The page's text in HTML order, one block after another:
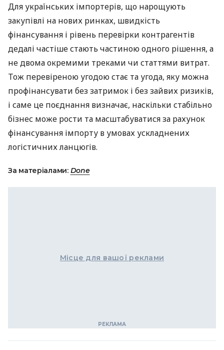
Для українських імпортерів, що нарощують
закупівлі на нових ринках, швидкість
фінансування і рівень перевірки контрагентів
дедалі частіше стають частиною одного рішення, а
не двома окремими треками чи статтями витрат.
Тож перевіреною угодою стає та угода, яку можна
профінансувати без затримок і без зайвих ризиків,
і саме це поєднання визначає, наскільки стабільно
бізнес може рости та масштабуватися за рахунок
фінансування імпорту в умовах ускладнених
логістичних ланцюгів.
За матеріалами: Done
Місце для вашої реклами